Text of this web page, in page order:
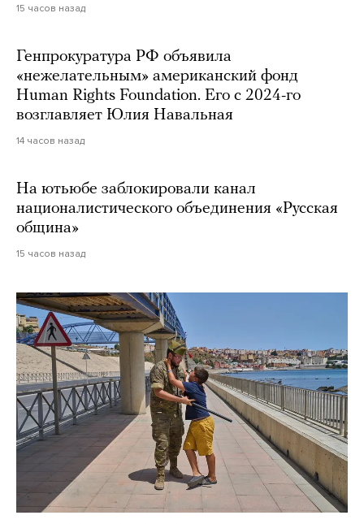
15 часов назад
Генпрокуратура РФ объявила
«нежелательным» американский фонд
Human Rights Foundation. Его с 2024-го
возглавляет Юлия Навальная
14 часов назад
На ютьюбе заблокировали канал
националистического объединения «Русская
община»
15 часов назад